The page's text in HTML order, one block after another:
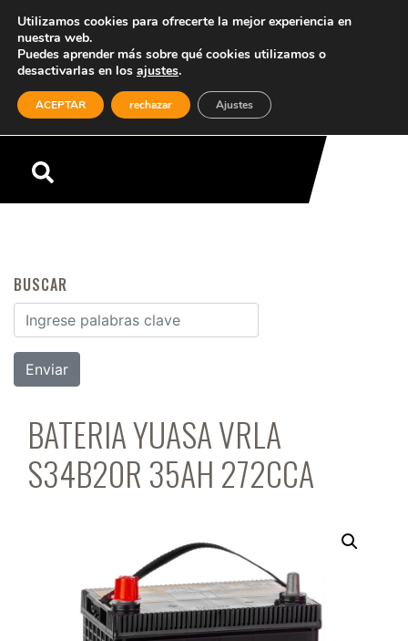
Menú
BUSCAR
Buscar por:
BATERIA YUASA VRLA
S34B20R 35AH 272CCA
Utilizamos cookies para ofrecerte la mejor experiencia en
nuestra web.
Puedes aprender más sobre qué cookies utilizamos o
desactivarlas en los ajustes.
ACEPTAR rechazar Ajustes